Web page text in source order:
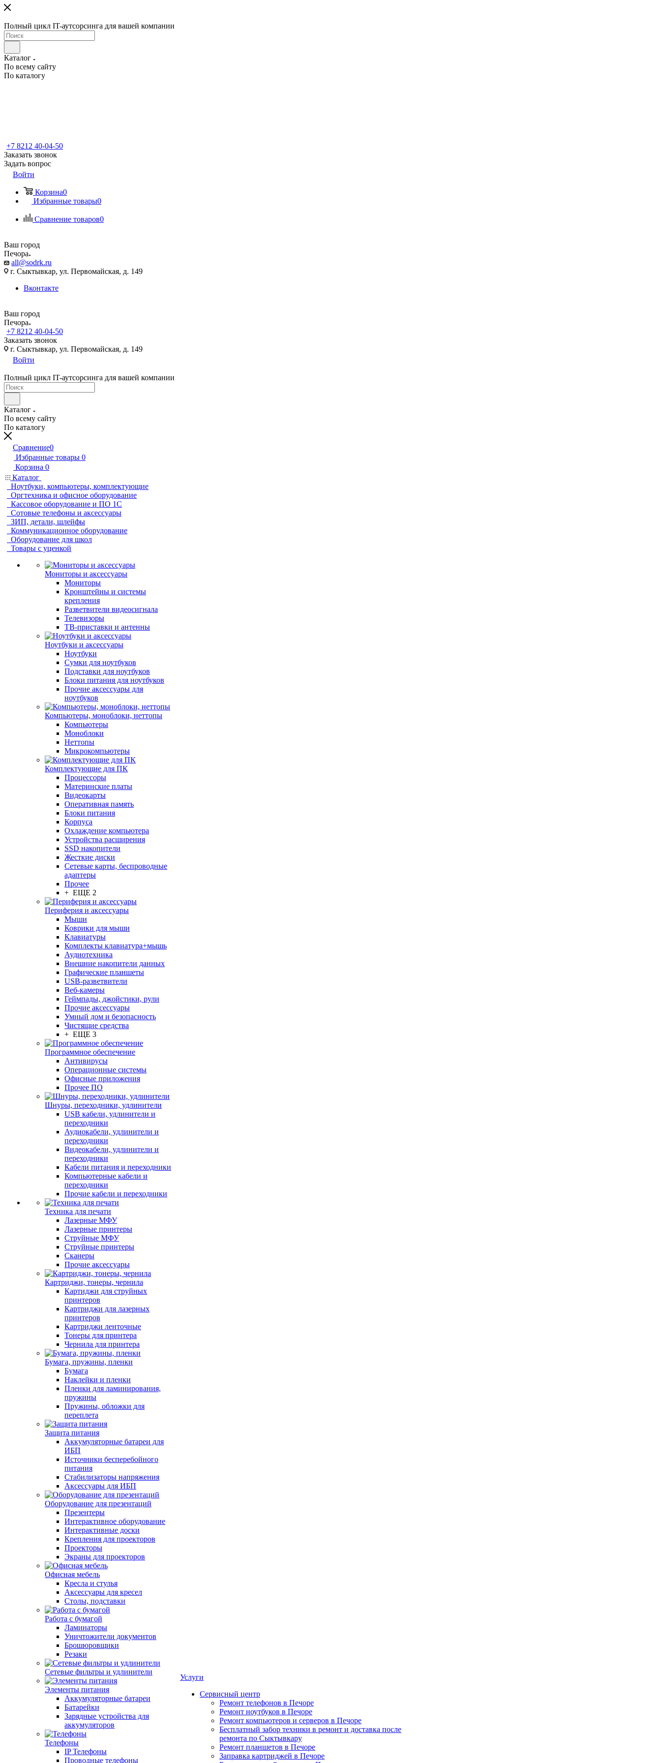
Полный цикл IT-аутсорсинга для вашей компании
Каталог
По всему сайту
По каталогу
+7 8212 40-04-50
Заказать звонок
Задать вопрос
Войти
Корзина0
Избранные товары0
Сравнение товаров0
Ваш город
Печора
all@sodrk.ru
г. Сыктывкар, ул. Первомайская, д. 149
Вконтакте
Ваш город
Печора
+7 8212 40-04-50
Заказать звонок
г. Сыктывкар, ул. Первомайская, д. 149
Войти
Полный цикл IT-аутсорсинга для вашей компании
Каталог
По всему сайту
По каталогу
Сравнение0
Избранные товары 0
Корзина 0
Каталог
Ноутбуки, компьютеры, комплектующие
Оргтехника и офисное оборудование
Кассовое оборудование и ПО 1С
Сотовые телефоны и аксессуары
ЗИП, детали, шлейфы
Коммуникационное оборудование
Оборудование для школ
Товары с уценкой
Мониторы и аксессуары
Мониторы
Кронштейны и системы
крепления
Разветвители видеосигнала
Телевизоры
ТВ-приставки и антенны
Ноутбуки и аксессуары
Ноутбуки
Сумки для ноутбуков
Подставки для ноутбуков
Блоки питания для ноутбуков
Прочие аксессуары для
ноутбуков
Компьютеры, моноблоки, неттопы
Компьютеры
Моноблоки
Неттопы
Микрокомпьютеры
Комплектующие для ПК
Процессоры
Материнские платы
Видеокарты
Оперативная память
Блоки питания
Корпуса
Охлаждение компьютера
Устройства расширения
SSD накопители
Жесткие диски
Сетевые карты, беспроводные
адаптеры
Прочее
+ ЕЩЕ 2
Периферия и аксессуары
Мыши
Коврики для мыши
Клавиатуры
Комплекты клавиатура+мышь
Аудиотехника
Внешние накопители данных
Графические планшеты
USB-разветвители
Веб-камеры
Геймпады, джойстики, рули
Прочие аксессуары
Умный дом и безопасность
Чистящие средства
+ ЕЩЕ 3
Программное обеспечение
Антивирусы
Операционные системы
Офисные приложения
Прочее ПО
Шнуры, переходники, удлинители
USB кабели, удлинители и
переходники
Аудиокабели, удлинители и
переходники
Видеокабели, удлинители и
переходники
Кабели питания и переходники
Компьютерные кабели и
переходники
Прочие кабели и переходники
Техника для печати
Лазерные МФУ
Лазерные принтеры
Струйные МФУ
Струйные принтеры
Сканеры
Прочие аксессуары
Картриджи, тонеры, чернила
Картиджи для струйных
принтеров
Картриджи для лазерных
принтеров
Картриджи ленточные
Тонеры для принтера
Чернила для принтера
Бумага, пружины, пленки
Бумага
Наклейки и пленки
Пленки для ламинирования,
пружины
Пружины, обложки для
переплета
Защита питания
Аккумуляторные батареи для
ИБП
Источники бесперебойного
питания
Стабилизаторы напряжения
Аксессуары для ИБП
Оборудование для презентаций
Презентеры
Интерактивное оборудование
Интерактивные доски
Крепления для проекторов
Проекторы
Экраны для проекторов
Офисная мебель
Кресла и стулья
Аксессуары для кресел
Столы, подставки
Работа с бумагой
Ламинаторы
Уничтожители документов
Брошюровщики
Резаки
Сетевые фильтры и удлинители
Элементы питания
Аккумуляторные батареи
Батарейки
Зарядные устройства для
аккумуляторов
Телефоны
IP Телефоны
Проводные телефоны
Услуги
Сервисный центр
Ремонт телефонов в Печоре
Ремонт ноутбуков в Печоре
Ремонт компьютеров и серверов в Печоре
Бесплатный забор техники в ремонт и доставка после
ремонта по Сыктывкару
Ремонт планшетов в Печоре
Заправка картриджей в Печоре